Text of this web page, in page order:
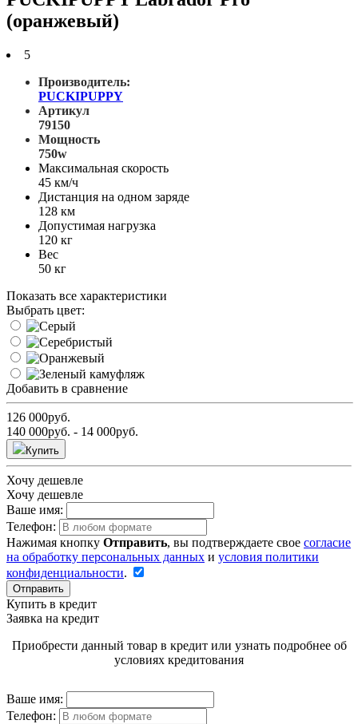
(оранжевый)
5
Производитель:
PUCKIPUPPY
Артикул
79150
Мощность
750w
Максимальная скорость
45 км/ч
Дистанция на одном заряде
128 км
Допустимая нагрузка
120 кг
Вес
50 кг
Показать все характеристики
Выбрать цвет:
Добавить в сравнение
126 000руб.
140 000руб. - 14 000руб.
Купить
Хочу дешевле
Хочу дешевле
Ваше имя:
Телефон:
Нажимая кнопку Отправить, вы подтверждаете свое согласие
на обработку персональных данных и условия политики
конфиденциальности.
Отправить
Купить в кредит
Заявка на кредит
Приобрести данный товар в кредит или узнать подробнее об
условиях кредитования
Ваше имя:
Телефон: